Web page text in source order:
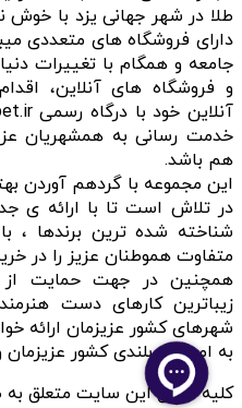
طلا در شهر جهانی یزد با
دارای فروشگاه های متعددی
جامعه و همگام با تغییرات
و فروشگاه های آنلاین،
خدمت رسانی به همشهریان
هم باشد.
این مجموعه با گردهم آوردن
در تلاش است تا با ارائه ی
شناخته شده ترین برندها ،
متفاوت هموطنان عزیز را در
همچنین در جهت حمایت از
زیباترین کارهای دست
شهرهای کشور عزیزمان ارائه
به امید سربلندی کشور
کلیه حقوق این سایت متعلق